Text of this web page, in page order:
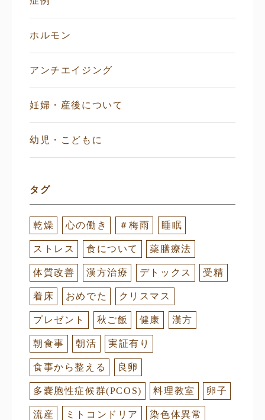
ホルモン
アンチエイジング
妊婦・産後について
幼児・こどもに
タグ
乾燥 心の働き ＃梅雨 睡眠
ストレス 食について 薬膳療法
体質改善 漢方治療 デトックス 受精
着床 おめでた クリスマス
プレゼント 秋ご飯 健康 漢方
朝食事 朝活 実証有り
食事から整える 良卵
多嚢胞性症候群(PCOS) 料理教室 卵子
流産 ミトコンドリア 染色体異常